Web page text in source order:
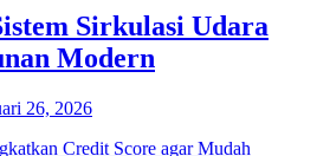
Sirkulasi Udara
Modern
26, 2026